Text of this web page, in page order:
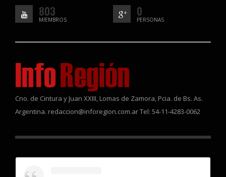
803
MIEMBROS
0
PERSONAS
Cno. de Cintura y Juan XXIII, Lomas de Zamora, Pcia. de Bs. As.
Argentina. redaccion@inforegion.com.ar Tel: 54-11-4283-0062